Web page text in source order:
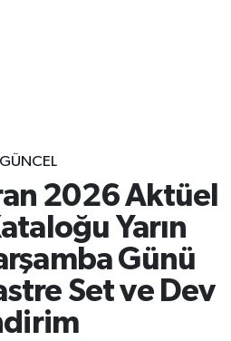
GÜNCEL
2026 Aktüel
Yarın
Günü
Set ve Dev